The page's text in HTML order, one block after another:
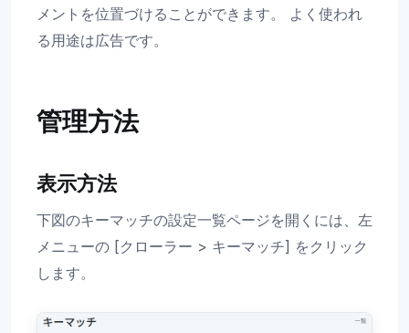
メントを位置づけることができます。 よく使われ
る用途は広告です。
管理方法
表示方法
下図のキーマッチの設定一覧ページを開くには、左
メニューの [クローラー > キーマッチ] をクリック
します。